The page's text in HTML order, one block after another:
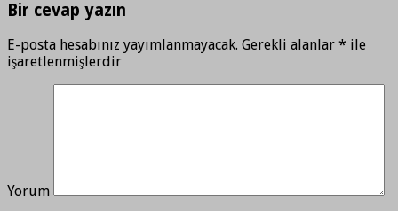
Bir cevap yazın
E-posta hesabınız yayımlanmayacak. Gerekli alanlar * ile
işaretlenmişlerdir
Yorum